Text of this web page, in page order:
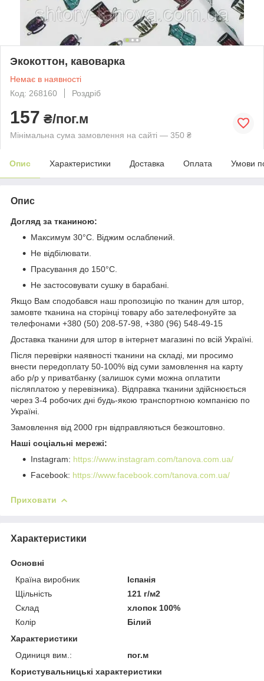
Экокоттон, кавоварка
Немає в наявності
Код: 268160
Роздріб
157 ₴/пог.м
Мінімальна сума замовлення на сайті — 350 ₴
Опис Характеристики Доставка Оплата Умови
Опис
Догляд за тканиною:
Максимум 30°C. Віджим ослаблений.
Не відбілювати.
Прасування до 150°C.
Не застосовувати сушку в барабані.
Якщо Вам сподобався наш пропозицію по тканин для штор,
замовте тканина на сторінці товару або зателефонуйте за
телефонами +380 (50) 208-57-98, +380 (96) 548-49-15
Доставка тканини для штор в інтернет магазині по всій Україні.
Після перевірки наявності тканини на складі, ми просимо
внести передоплату 50-100% від суми замовлення на карту
або р/р у приватбанку (залишок суми можна оплатити
післяплатою у перевізника). Відправка тканини здійснюється
через 3-4 робочих дні будь-якою транспортною компанією по
Україні.
Замовлення від 2000 грн відправляються безкоштовно.
Наші соціальні мережі:
Instagram: https://www.instagram.com/tanova.com.ua/
Facebook: https://www.facebook.com/tanova.com.ua/
Приховати
Характеристики
Основні
Країна виробник
Іспанія
Щільність
121 г/м2
Склад
хлопок 100%
Колір
Білий
Характеристики
Одиниця вим.:
пог.м
Користувальницькі характеристики